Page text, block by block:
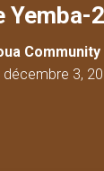
Yemba-
Community
décembre 3,